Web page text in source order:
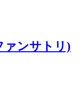
ァンサトリ)